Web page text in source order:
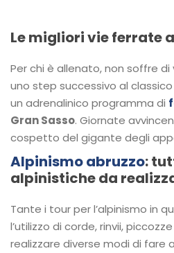
Le migliori vie ferrate
Per chi è allenato, non soffre
uno step successivo al
un adrenalinico programma di
Gran Sasso. Giornate
cospetto del gigante degli
Alpinismo abruzzo:
alpinistiche da
Tante i tour per l’alpinismo in
l’utilizzo di corde, rinvii,
realizzare diverse modi di fare